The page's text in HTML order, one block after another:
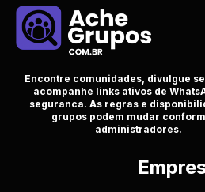
Encontre comunidades, divulgue
acompanhe links ativos de
seguranca. As regras e
grupos podem mudar
administradores.